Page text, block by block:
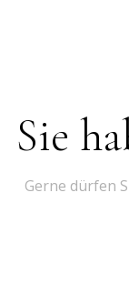
Sie
Gerne dürfen